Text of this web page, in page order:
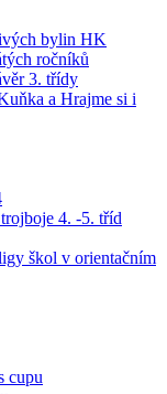
bylin HK
ročníků
3. třídy
a Hrajme si i
4. -5. tříd
škol v orientačním
cupu